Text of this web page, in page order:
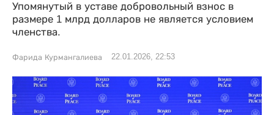
Упомянутый в уставе добровольный взнос в
размере 1 млрд долларов не является условием
членства.
Фарида Курмангалиева 22.01.2026, 22:53